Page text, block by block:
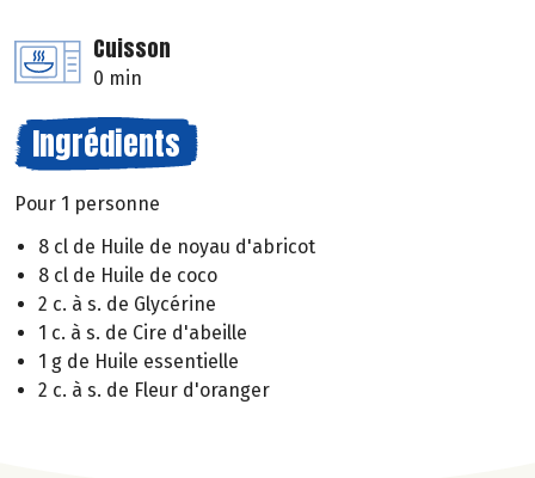
Cuisson
0 min
Ingrédients
Pour 1 personne
8 cl de Huile de noyau d'abricot
8 cl de Huile de coco
2 c. à s. de Glycérine
1 c. à s. de Cire d'abeille
1 g de Huile essentielle
2 c. à s. de Fleur d'oranger